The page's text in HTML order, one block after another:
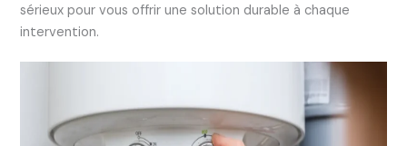
sérieux pour vous offrir une solution durable à chaque
intervention.